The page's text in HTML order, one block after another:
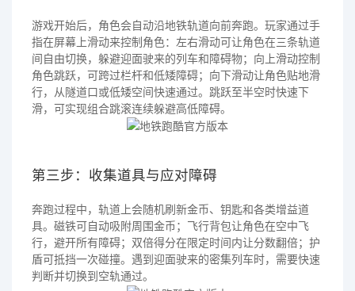
游戏开始后，角色会自动沿地铁轨道向前奔跑。玩家通过手
指在屏幕上滑动来控制角色：左右滑动可让角色在三条轨道
间自由切换，躲避迎面驶来的列车和障碍物；向上滑动控制
角色跳跃，可跨过栏杆和低矮障碍；向下滑动让角色贴地滑
行，从隧道口或低矮空间快速通过。跳跃至半空时快速下
滑，可实现组合跳滚连续躲避高低障碍。
第三步：收集道具与应对障碍
奔跑过程中，轨道上会随机刷新金币、钥匙和各类增益道
具。磁铁可自动吸附周围金币；飞行背包让角色在空中飞
行，避开所有障碍；双倍得分在限定时间内让分数翻倍；护
盾可抵挡一次碰撞。遇到迎面驶来的密集列车时，需要快速
判断并切换到空轨通过。